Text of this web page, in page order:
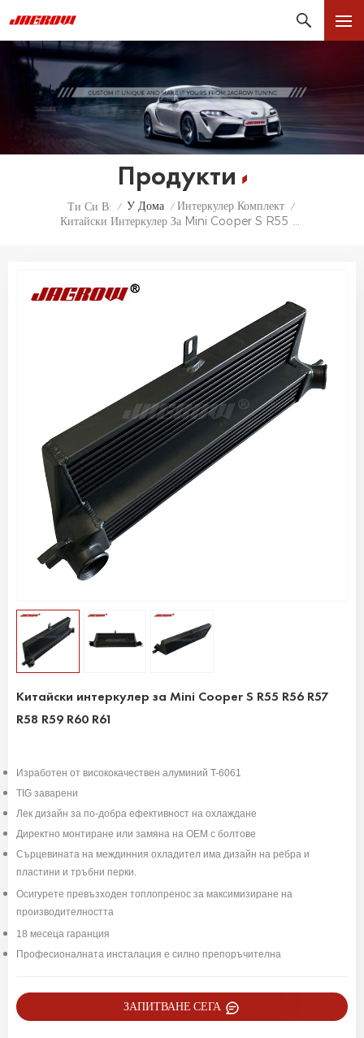
Продукти
Ти Си В: / У Дома / Интеркулер Комплект /
Китайски интеркулер за Mini Cooper S R55 R56 R57
R58 R59 R60 R61
Изработен от висококачествен алуминий T-6061
TIG заварени
Лек дизайн за по-добра ефективност на охлаждане
Директно монтиране или замяна на OEM с болтове
Сърцевината на междинния охладител има дизайн на ребра и
пластини и тръбни перки.
Осигурете превъзходен топлопренос за максимизиране на
производителността
18 месеца гаранция
Професионалната инсталация е силно препоръчителна
ЗАПИТВАНЕ СЕГА